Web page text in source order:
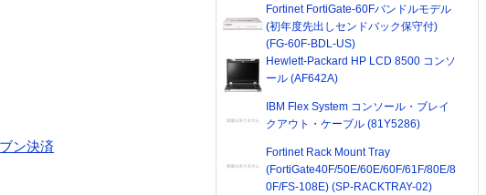
ン決済
Fortinet FortiGate-60Fバンドルモデル
(初年度先出しセンドバック保守付)
(FG-60F-BDL-US)
Hewlett-Packard HP LCD 8500 コンソ
ール (AF642A)
IBM Flex System コンソール・ブレイ
クアウト・ケーブル (81Y5286)
Fortinet Rack Mount Tray
(FortiGate40F/50E/60E/60F/61F/80E/8
0F/FS-108E) (SP-RACKTRAY-02)